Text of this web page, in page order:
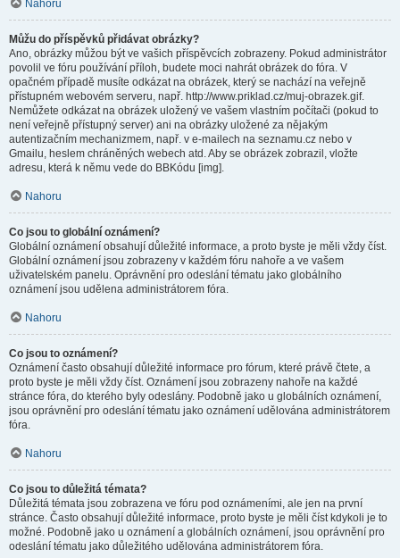
Nahoru
Můžu do příspěvků přidávat obrázky?
Ano, obrázky můžou být ve vašich příspěvcích zobrazeny. Pokud administrátor
povolil ve fóru používání příloh, budete moci nahrát obrázek do fóra. V
opačném případě musíte odkázat na obrázek, který se nachází na veřejně
přístupném webovém serveru, např. http://www.priklad.cz/muj-obrazek.gif.
Nemůžete odkázat na obrázek uložený ve vašem vlastním počítači (pokud to
není veřejně přístupný server) ani na obrázky uložené za nějakým
autentizačním mechanizmem, např. v e-mailech na seznamu.cz nebo v
Gmailu, heslem chráněných webech atd. Aby se obrázek zobrazil, vložte
adresu, která k němu vede do BBKódu [img].
Nahoru
Co jsou to globální oznámení?
Globální oznámení obsahují důležité informace, a proto byste je měli vždy číst.
Globální oznámení jsou zobrazeny v každém fóru nahoře a ve vašem
uživatelském panelu. Oprávnění pro odeslání tématu jako globálního
oznámení jsou udělena administrátorem fóra.
Nahoru
Co jsou to oznámení?
Oznámení často obsahují důležité informace pro fórum, které právě čtete, a
proto byste je měli vždy číst. Oznámení jsou zobrazeny nahoře na každé
stránce fóra, do kterého byly odeslány. Podobně jako u globálních oznámení,
jsou oprávnění pro odeslání tématu jako oznámení udělována administrátorem
fóra.
Nahoru
Co jsou to důležitá témata?
Důležitá témata jsou zobrazena ve fóru pod oznámeními, ale jen na první
stránce. Často obsahují důležité informace, proto byste je měli číst kdykoli je to
možné. Podobně jako u oznámení a globálních oznámení, jsou oprávnění pro
odeslání tématu jako důležitého udělována administrátorem fóra.